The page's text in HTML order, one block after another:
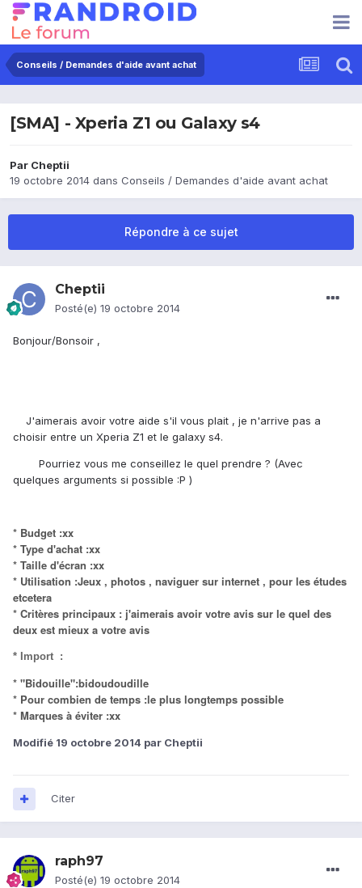
Conseils / Demandes d'aide avant achat
[SMA] - Xperia Z1 ou Galaxy s4
Par Cheptii
19 octobre 2014 dans Conseils / Demandes d'aide avant achat
Répondre à ce sujet
Cheptii
Posté(e) 19 octobre 2014
Bonjour/Bonsoir ,
J'aimerais avoir votre aide s'il vous plait , je n'arrive pas a
choisir entre un Xperia Z1 et le galaxy s4.
Pourriez vous me conseillez le quel prendre ? (Avec
quelques arguments si possible :P )
* Budget :xx
* Type d'achat :xx
* Taille d'écran :xx
* Utilisation :Jeux , photos , naviguer sur internet , pour les études
etcetera
* Critères principaux : j'aimerais avoir votre avis sur le quel des
deux est mieux a votre avis
* Import :
* "Bidouille":bidoudoudille
* Pour combien de temps :le plus longtemps possible
* Marques à éviter :xx
Modifié 19 octobre 2014 par Cheptii
Citer
raph97
Posté(e) 19 octobre 2014